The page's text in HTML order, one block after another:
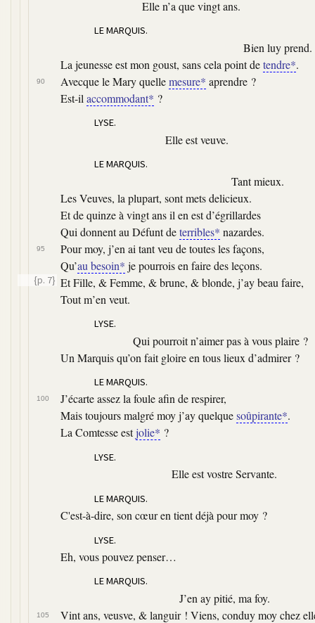
Elle n’a que vingt ans.
LE MARQUIS.
Bien luy prend.
La jeunesse est mon goust, sans cela point detendre*.
90 Avecque le Mary quellemesure* aprendre ?
Est-il accommodant* ?
LYSE.
Elle est veuve.
LE MARQUIS.
Tant mieux.
Les Veuves, la plupart, sont mets delicieux.
Et de quinze à vingt ans il en est d’égrillardes
Qui donnent au Défunt deterribles* nazardes.
95
Pour moy, j’en ai tant veu de toutes les façons,
Qu’au besoin* je pourrois en faire des leçons.
Et Fille, & Femme, & brune, & blonde, j’ay beau faire,
{p. 7}
Tout m’en veut.
LYSE.
Qui pourroit n’aimer pas à vous plaire ?
Un Marquis qu’on fait gloire en tous lieux d’admirer ?
LE MARQUIS.
100
J’écarte assez la foule afin de respirer,
Mais toujours malgré moy j’ay quelquesoûpirante*.
La Comtesse estjolie* ?
LYSE.
Elle est vostre Servante.
LE MARQUIS.
C'est-à-dire, son cœur en tient déjà pour moy ?
LYSE.
Eh, vous pouvez penser…
LE MARQUIS.
J’en ay pitié, ma foy.
105
Vint ans, veusve, & languir ! Viens, conduy moy chez